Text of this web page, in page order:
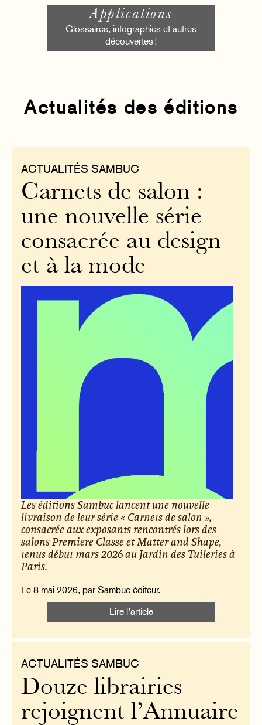
Applications
Glossaires, infographies et autres
découvertes !
Actualités des éditions
ACTUALITÉS SAMBUC
Carnets de salon :
une nouvelle série
consacrée au design
et à la mode
Les éditions Sambuc lancent une nouvelle
livraison de leur série « Carnets de salon »,
consacrée aux exposants rencontrés lors des
salons Premiere Classe et Matter and Shape,
tenus début mars 2026 au Jardin des Tuileries à
Paris.
Le 8 mai 2026, par Sambuc éditeur.
Lire l’article
ACTUALITÉS SAMBUC
Douze librairies
rejoignent l’Annuaire